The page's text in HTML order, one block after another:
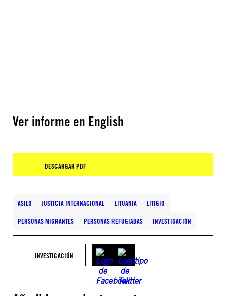
Ver informe en English
DESCARGAR PDF
ASILO JUSTICIA INTERNACIONAL LITUANIA LITIGIO
PERSONAS MIGRANTES PERSONAS REFUGIADAS INVESTIGACIÓN
INVESTIGACIÓN